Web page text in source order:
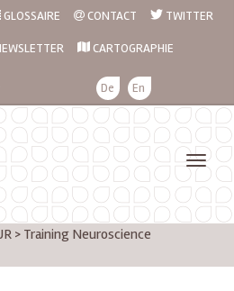
GLOSSAIRE CONTACT TWITTER
CARTOGRAPHIE
De En
> Training Neuroscience